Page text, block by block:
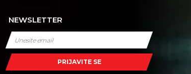
NEWSLETTER
PRIJAVITE SE